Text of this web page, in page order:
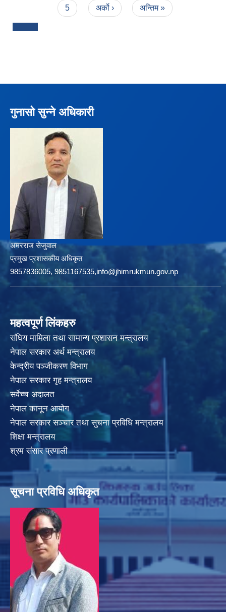
5
अर्को › अन्तिम »
गुनासो सुन्ने अधिकारी
अमरराज सेजुवाल
प्रमुख प्रशासकीय अधिकृत
9857836005, 9851167535,info@jhimrukmun.gov.np
महत्वपूर्ण लिंकहरु
संघिय मामिला तथा सामान्य प्रशासन मन्त्रालय
नेपाल सरकार अर्थ मन्त्रालय
केन्द्रीय पञ्जीकरण विभाग
नेपाल सरकार गृह मन्त्रालय
सर्वेच्च अदालत
नेपाल कानून आयोग
नेपाल सरकार सञ्चार तथा सुचना प्रविधि मन्त्रालय
शिक्षा मन्त्रालय
श्रम संसार प्रणाली
सूचना प्रविधि अधिकृत